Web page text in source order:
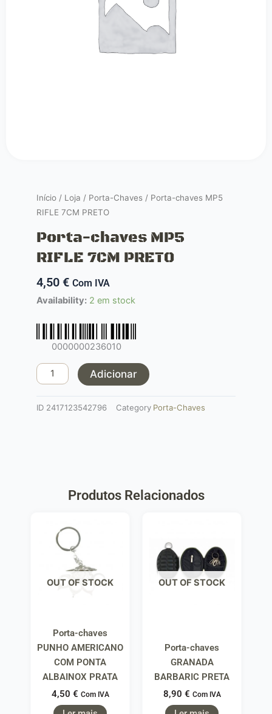
Início / Loja / Porta-Chaves / Porta-chaves MP5
RIFLE 7CM PRETO
Porta-chaves MP5
RIFLE 7CM PRETO
4,50 € Com IVA
Availability: 2 em stock
0000000236010
Quantidade
chaves
RIFLE
7CM
PRETO
Adicionar
ID 2417123542796 Category Porta-Chaves
Produtos Relacionados
OUT OF STOCK
Porta-chaves
PUNHO AMERICANO
COM PONTA
ALBAINOX PRATA
4,50 € Com IVA
OUT OF STOCK
Porta-chaves
GRANADA
BARBARIC PRETA
8,90 € Com IVA